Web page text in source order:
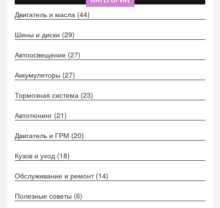
Двигатель и масла (44)
Шины и диски (29)
Автоосвещение (27)
Аккумуляторы (27)
Тормозная система (23)
Автотюнинг (21)
Двигатель и ГРМ (20)
Кузов и уход (18)
Обслуживание и ремонт (14)
Полезные советы (6)